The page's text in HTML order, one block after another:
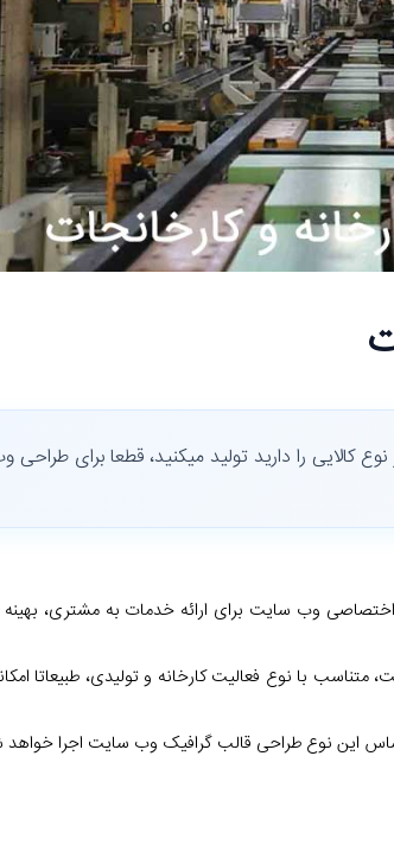
کالایی را دارید تولید میکنید، قطعا برای طراحی
وب سایت برای ارائه خدمات به مشتری،
با نوع فعالیت کارخانه و تولیدی، طبیعاتا
این نوع طراحی قالب گرافیک وب سایت اجرا